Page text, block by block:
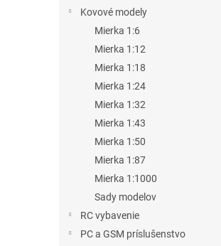
Kovové modely
Mierka 1:6
Mierka 1:12
Mierka 1:18
Mierka 1:24
Mierka 1:32
Mierka 1:43
Mierka 1:50
Mierka 1:87
Mierka 1:1000
Sady modelov
RC vybavenie
PC a GSM príslušenstvo